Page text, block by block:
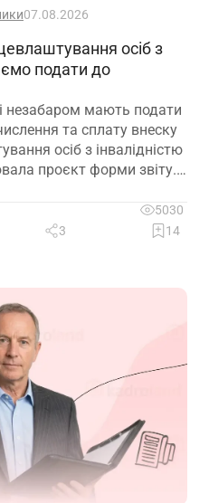
07.08.2026
осіб з
подати до
незабаром мають подати
та сплату внеску
осіб з інвалідністю
проєкт форми звіту.
5030
3 14